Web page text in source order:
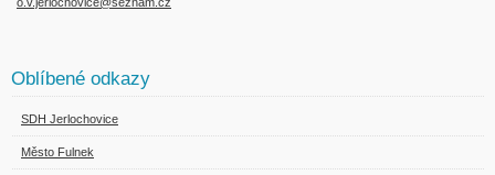
Oblíbené odkazy
SDH Jerlochovice
Město Fulnek